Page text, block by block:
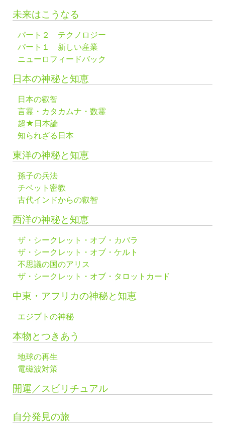
未来はこうなる
パート２ テクノロジー
パート１ 新しい産業
ニューロフィードバック
日本の神秘と知恵
日本の叡智
言霊・カタカムナ・数霊
超★日本論
知られざる日本
東洋の神秘と知恵
孫子の兵法
チベット密教
古代インドからの叡智
西洋の神秘と知恵
ザ・シークレット・オブ・カバラ
ザ・シークレット・オブ・ケルト
不思議の国のアリス
ザ・シークレット・オブ・タロットカード
中東・アフリカの神秘と知恵
エジプトの神秘
本物とつきあう
地球の再生
電磁波対策
開運／スピリチュアル
自分発見の旅